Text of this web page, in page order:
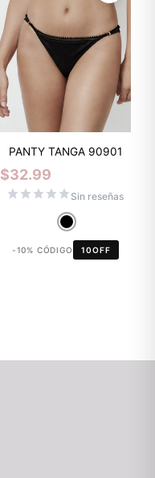
PANTY TANGA 90901
$32.99
Sin reseñas
-10% CÓDIGO 10OFF